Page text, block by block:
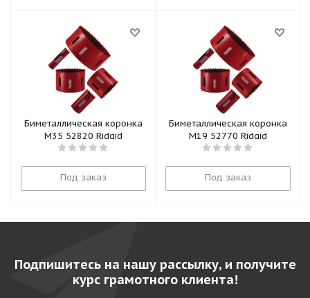
Биметаллическая коронка
М35 52820 Ridgid
Под заказ
Биметаллическая коронка
М19 52770 Ridgid
Под заказ
Подпишитесь на нашу рассылку, и получите
курс грамотного клиента!